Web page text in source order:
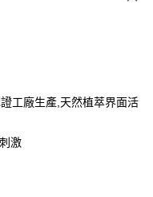
工廠生產,天然植萃界面活
激